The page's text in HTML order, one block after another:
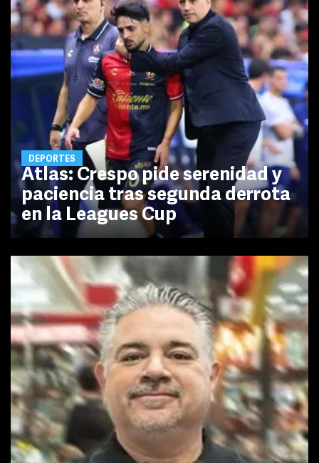
DEPORTES
Atlas: Crespo pide serenidad y
paciencia tras segunda derrota
en la Leagues Cup